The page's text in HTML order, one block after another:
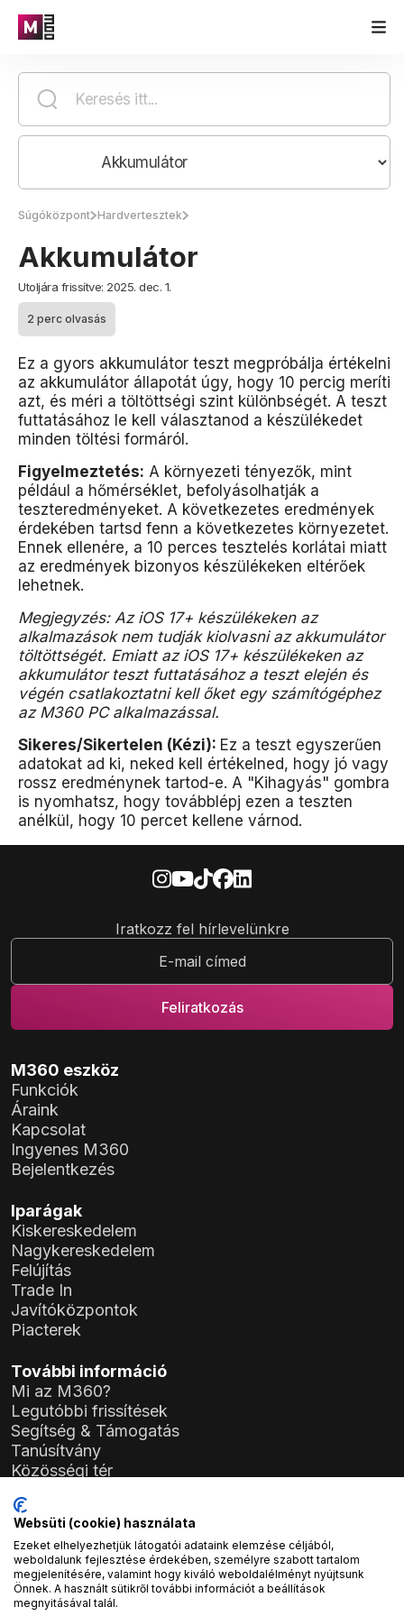
Súgóközpont Hardvertesztek
Akkumulátor
Utoljára frissítve: 2025. dec. 1.
2 perc olvasás
Ez a gyors akkumulátor teszt megpróbálja értékelni
az akkumulátor állapotát úgy, hogy 10 percig meríti
azt, és méri a töltöttségi szint különbségét. A teszt
futtatásához le kell választanod a készülékedet
minden töltési formáról.
Figyelmeztetés: A környezeti tényezők, mint
például a hőmérséklet, befolyásolhatják a
teszteredményeket. A következetes eredmények
érdekében tartsd fenn a következetes környezetet.
Ennek ellenére, a 10 perces tesztelés korlátai miatt
az eredmények bizonyos készülékeken eltérőek
lehetnek.
Megjegyzés: Az iOS 17+ készülékeken az
alkalmazások nem tudják kiolvasni az akkumulátor
töltöttségét. Emiatt az iOS 17+ készülékeken az
akkumulátor teszt futtatásához a teszt elején és
végén csatlakoztatni kell őket egy számítógéphez
az M360 PC alkalmazással.
Sikeres/Sikertelen (Kézi): Ez a teszt egyszerűen
adatokat ad ki, neked kell értékelned, hogy jó vagy
rossz eredménynek tartod-e. A "Kihagyás" gombra
is nyomhatsz, hogy továbblépj ezen a teszten
anélkül, hogy 10 percet kellene várnod.
Iratkozz fel hírlevelünkre
M360 eszköz
Funkciók
Áraink
Kapcsolat
Ingyenes M360
Bejelentkezés
Iparágak
Kiskereskedelem
Nagykereskedelem
Felújítás
Trade In
Javítóközpontok
Piacterek
További információ
Mi az M360?
Legutóbbi frissítések
Segítség & Támogatás
Tanúsítvány
Közösségi tér
Általános Szerződési Feltételek (ÁSZF)
Adatkezelési Tájékoztató
General Data Protection Regulation (GDPR)
Cégadatok
Atlas Soft Kft.
Websüti (cookie) használata
Ezeket elhelyezhetjük látogatói adataink elemzése céljából,
weboldalunk fejlesztése érdekében, személyre szabott tartalom
megjelenítésére, valamint hogy kiváló weboldalélményt nyújtsunk
Önnek. A használt sütikről további információt a beállítások
megnyitásával talál.